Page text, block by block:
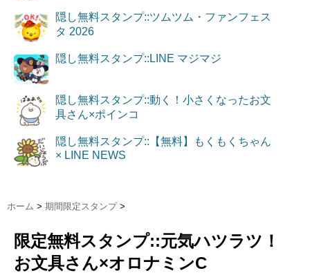
隠し無料スタンプ::ツムツム・ファンフェス
タ 2026
隠し無料スタンプ::LINE マジマジ
隠し無料スタンプ::動く！小さくなったお文
具さん×ポインコ
隠し無料スタンプ::【無料】もくもくちゃん
× LINE NEWS
ホーム > 期間限定スタンプ >
限定無料スタンプ::元気ハツラツ！
お文具さん×オロナミンC